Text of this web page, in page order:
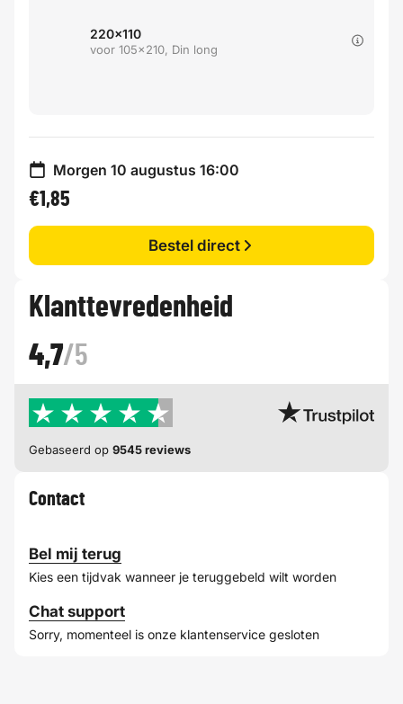
220x110
voor 105x210, Din long
Morgen 10 augustus 16:00
€1,85
Bestel direct
Klanttevredenheid
4,7/5
Gebaseerd op 9545 reviews
Contact
Bel mij terug
Kies een tijdvak wanneer je teruggebeld wilt worden
Chat support
Sorry, momenteel is onze klantenservice gesloten